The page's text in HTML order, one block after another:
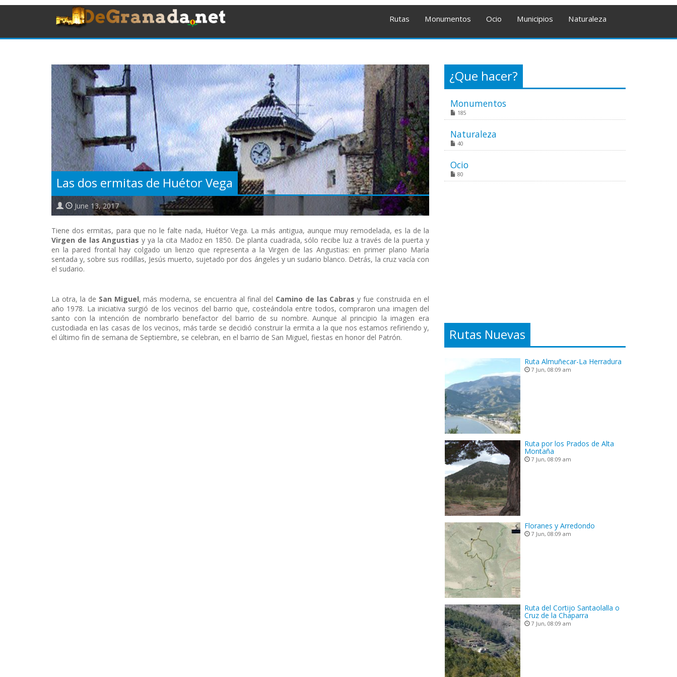
Rutas Monumentos Ocio Municipios Naturaleza
Las dos ermitas de Huétor Vega
June 13, 2017
Tiene dos ermitas, para que no le falte nada, Huétor Vega. La más antigua, aunque muy remodelada, es la de la
Virgen de las Angustias y ya la cita Madoz en 1850. De planta cuadrada, sólo recibe luz a través de la puerta y
en la pared frontal hay colgado un lienzo que representa a la Virgen de las Angustias: en primer plano María
sentada y, sobre sus rodillas, Jesús muerto, sujetado por dos ángeles y un sudario blanco. Detrás, la cruz vacía con
el sudario.
La otra, la de San Miguel, más moderna, se encuentra al final del Camino de las Cabras y fue construida en el
año 1978. La iniciativa surgió de los vecinos del barrio que, costeándola entre todos, compraron una imagen del
santo con la intención de nombrarlo benefactor del barrio de su nombre. Aunque al principio la imagen era
custodiada en las casas de los vecinos, más tarde se decidió construir la ermita a la que nos estamos refiriendo y,
el último fin de semana de Septiembre, se celebran, en el barrio de San Miguel, fiestas en honor del Patrón.
¿Que hacer?
Monumentos
185
Naturaleza
40
Ocio
80
Rutas Nuevas
Ruta Almuñecar-La Herradura
7 Jun, 08:09 am
Ruta por los Prados de Alta
Montaña
7 Jun, 08:09 am
Floranes y Arredondo
7 Jun, 08:09 am
Ruta del Cortijo Santaolalla o
Cruz de la Chaparra
7 Jun, 08:09 am